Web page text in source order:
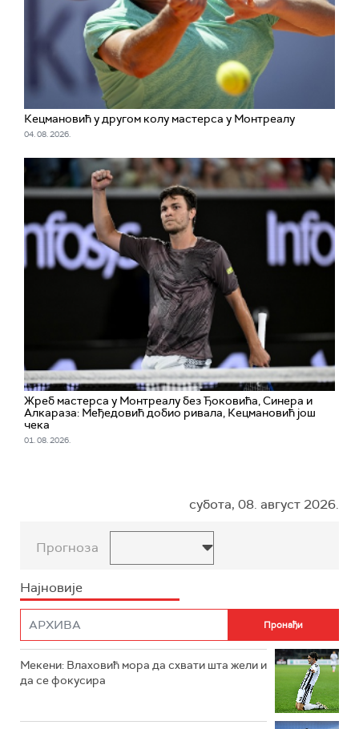
Кецмановић у другом колу мастерса у Монтреалу
04. 08. 2026.
Жреб мастерса у Монтреалу без Ђоковића, Синера и
Алкараза: Међедовић добио ривала, Кецмановић још
чека
01. 08. 2026.
субота, 08. август 2026.
Прогноза
Најновије
Мекени: Влаховић мора да схвати шта жели и
да се фокусира